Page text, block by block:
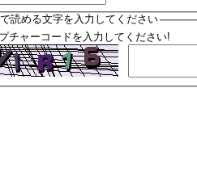
読める文字を入力してください
チャーコードを入力してください!